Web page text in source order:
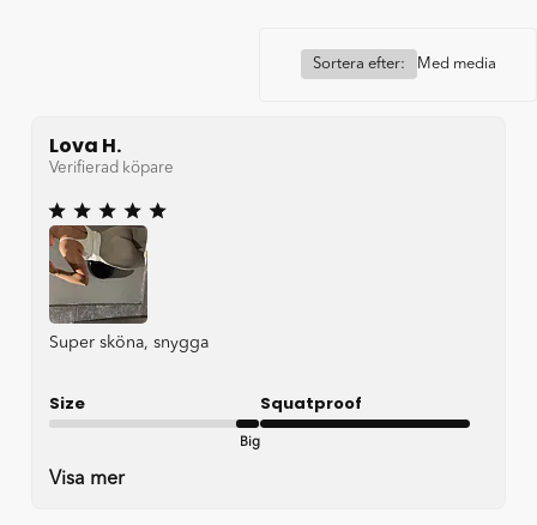
Sortera efter: Med media
Lova H.
Verifierad köpare
Super sköna, snygga
Size
Big
Squatproof
Visa mer